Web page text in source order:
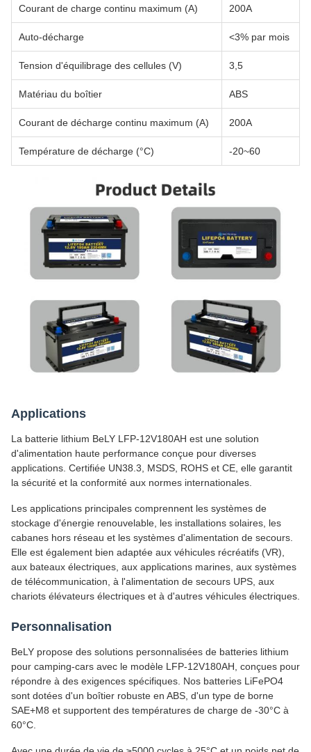
Courant de charge continu maximum (A) 200A
Auto-décharge <3% par mois
Tension d'équilibrage des cellules (V) 3,5
Matériau du boîtier ABS
Courant de décharge continu maximum (A) 200A
Température de décharge (°C) -20~60
Applications
La batterie lithium BeLY LFP-12V180AH est une solution
d'alimentation haute performance conçue pour diverses
applications. Certifiée UN38.3, MSDS, ROHS et CE, elle garantit
la sécurité et la conformité aux normes internationales.
Les applications principales comprennent les systèmes de
stockage d'énergie renouvelable, les installations solaires, les
cabanes hors réseau et les systèmes d'alimentation de secours.
Elle est également bien adaptée aux véhicules récréatifs (VR),
aux bateaux électriques, aux applications marines, aux systèmes
de télécommunication, à l'alimentation de secours UPS, aux
chariots élévateurs électriques et à d'autres véhicules électriques.
Personnalisation
BeLY propose des solutions personnalisées de batteries lithium
pour camping-cars avec le modèle LFP-12V180AH, conçues pour
répondre à des exigences spécifiques. Nos batteries LiFePO4
sont dotées d'un boîtier robuste en ABS, d'un type de borne
SAE+M8 et supportent des températures de charge de -30°C à
60°C.